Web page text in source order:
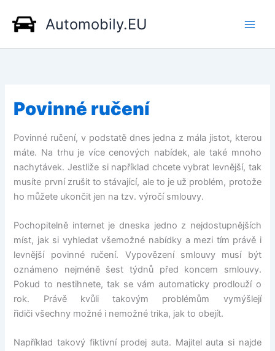
obsah
Automobily.EU
Povinné ručení
Povinné ručení, v podstatě dnes jedna z mála jistot, kterou
máte. Na trhu je více cenových nabídek, ale také mnoho
nachytávek. Jestliže si například chcete vybrat levnější, tak
musíte první zrušit to stávající, ale to je už problém, protože
ho můžete ukončit jen na tzv. výročí smlouvy.
Pochopitelně internet je dneska jedno z nejdostupnějších
míst, jak si vyhledat všemožné nabídky a mezi tím právě i
levnější povinné ručení. Vypovězení smlouvy musí být
oznámeno nejméně šest týdnů před koncem smlouvy.
Pokud to nestihnete, tak se vám automaticky prodlouží o
rok. Právě kvůli takovým problémům vymýšlejí
řidiči všechny možné i nemožné trika, jak to obejít.
Například takový fiktivní prodej auta. Majitel auta si najde